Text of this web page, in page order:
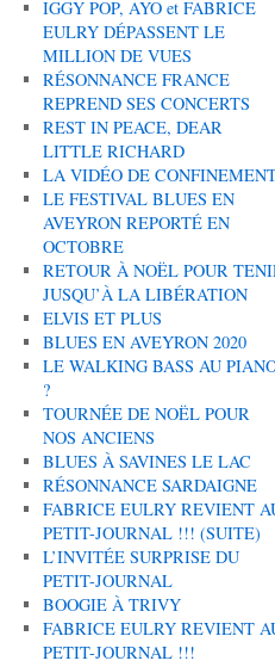
IGGY POP, AYO et FABRICE
EULRY DÉPASSENT LE
MILLION DE VUES
RÉSONNANCE FRANCE
REPREND SES CONCERTS
REST IN PEACE, DEAR
LITTLE RICHARD
LA VIDÉO DE
LE FESTIVAL BLUES EN
AVEYRON REPORTÉ EN
OCTOBRE
RETOUR À NOËL POUR
JUSQU’À LA LIBÉRATION
ELVIS ET PLUS
BLUES EN AVEYRON 2020
LE WALKING BASS AU
?
TOURNÉE DE NOËL POUR
NOS ANCIENS
BLUES À SAVINES LE LAC
RÉSONNANCE SARDAIGNE
FABRICE EULRY REVIENT
PETIT-JOURNAL !!! (SUITE)
L’INVITÉE SURPRISE DU
PETIT-JOURNAL
BOOGIE À TRIVY
FABRICE EULRY REVIENT
PETIT-JOURNAL !!!